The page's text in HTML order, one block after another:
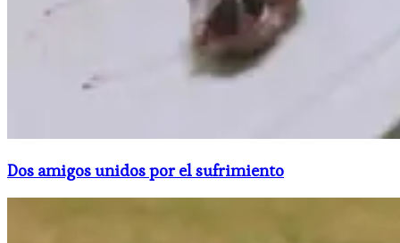
Dos amigos unidos por el sufrimiento